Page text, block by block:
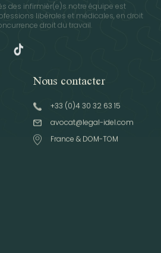
des infirmièr(e)s notre équipe est
libérales et médicales, en droit
droit du travail.
Nous contacter
+33 (0)4 30 32 63 15
avocat@legal-idel.com
France & DOM-TOM